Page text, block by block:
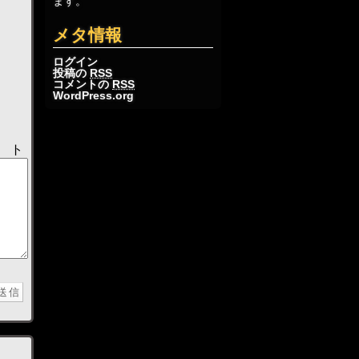
メタ情報
ログイン
投稿の RSS
コメントの RSS
WordPress.org